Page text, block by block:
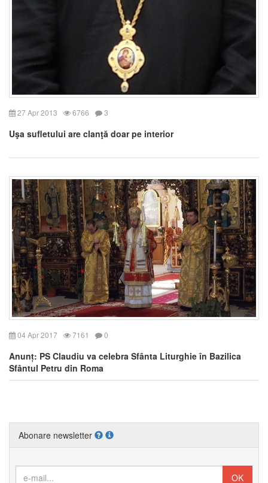
27 Apr 2013 6766 3
Uşa sufletului are clanţă doar pe interior
04 Apr 2017 7161 0
Anunț: PS Claudiu va celebra Sfânta Liturghie în Bazilica
Sfântul Petru din Roma
Abonare newsletter